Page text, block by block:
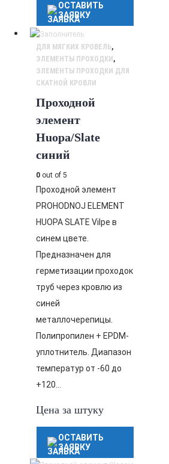
ОСТАВИТЬ
ЗАЯВКУ
ДЛЯ МЯГКИХ КРОВЕЛЬ,
ЭЛЕМЕНТЫ ПРОХОДКИ,
ЭЛЕМЕНТЫ ПРОХОДКИ ДЛЯ
СКАТНОЙ КРОВЛИ
Проходной
элемент
Huopa/Slate
синий
0 out of 5
Проходной элемент
PROHODNOJ ELEMENT
HUOPA SLATE Vilpe в
синем цвете.
Предназначен для
герметизации проходок
труб через кровлю из
синей
металлочерепицы.
Полипропилен + EPDM-
уплотнитель. Диапазон
температур от -60 до
+120…
Цена за штуку
ОСТАВИТЬ
ЗАЯВКУ